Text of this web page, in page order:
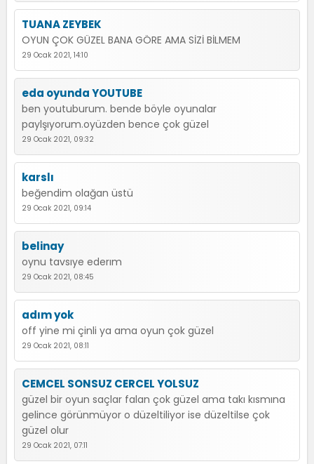
TUANA ZEYBEK
OYUN ÇOK GÜZEL BANA GÖRE AMA SİZİ BİLMEM
29 Ocak 2021, 14:10
eda oyunda YOUTUBE
ben youtuburum. bende böyle oyunalar
paylşıyorum.oyüzden bence çok güzel
29 Ocak 2021, 09:32
karslı
beğendim olağan üstü
29 Ocak 2021, 09:14
belinay
oynu tavsıye ederım
29 Ocak 2021, 08:45
adım yok
off yine mi çinli ya ama oyun çok güzel
29 Ocak 2021, 08:11
CEMCEL SONSUZ CERCEL YOLSUZ
güzel bir oyun saçlar falan çok güzel ama takı kısmına
gelince görünmüyor o düzeltiliyor ise düzeltilse çok
güzel olur
29 Ocak 2021, 07:11